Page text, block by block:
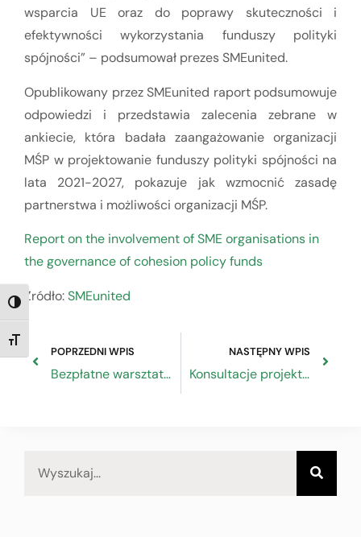
TOGGLE HIGH CONTRAST
TOGGLE FONT SIZE
wsparcia UE oraz do poprawy skuteczności i
efektywności wykorzystania funduszy polityki
spójności” – podsumował prezes SMEunited.
Opublikowany przez SMEunited raport podsumowuje
odpowiedzi i przedstawia zalecenia zebrane w
ankiecie, która badała zaangażowanie organizacji
MŚP w projektowanie funduszy polityki spójności na
lata 2021-2027, pokazuje jak wzmocnić zasadę
partnerstwa i możliwości organizacji MŚP.
Report on the involvement of SME organisations in
the governance of cohesion policy funds
Źródło:SMEunited
POPRZEDNI WPIS
Bezpłatne warsztaty regionalne dla przedsiębiorców z sektora MŚP
NASTĘPNY WPIS
Konsultacje projektu nowelizacji ustawy o rzemiośle z izbami rzemieślniczymi